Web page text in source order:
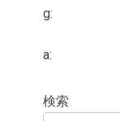
g:
a:
検索